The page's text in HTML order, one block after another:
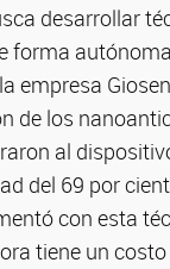
desarrollar
forma
empresa
de los
al
del 69 por
con esta
tiene un